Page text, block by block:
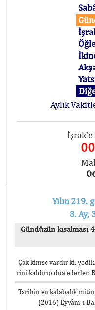
Öğle
Aylık
İşrak'e
Yılın 219.
8. Ay,
Gündüzün kısalması
Çok kimse vardır ki,
rini kaldırıp duâ ederler.
Tarihin en kalabalık
(2016) Eyyâm-ı